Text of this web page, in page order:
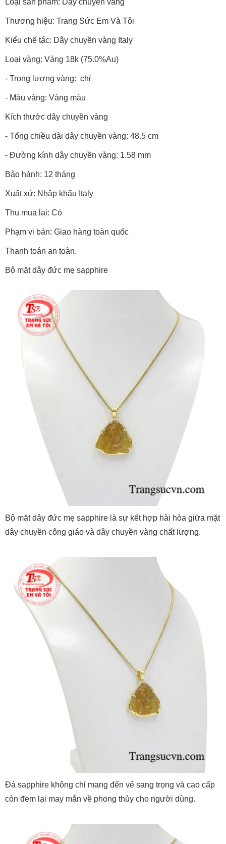
Loại sản phẩm: Dây chuyền vàng
Thương hiệu: Trang Sức Em Và Tôi
Kiểu chế tác: Dây chuyền vàng Italy
Loại vàng: Vàng 18k (75.0%Au)
- Trọng lượng vàng: chỉ
- Màu vàng: Vàng màu
Kích thước dây chuyền vàng
- Tổng chiều dài dây chuyền vàng: 48.5 cm
- Đường kính dây chuyền vàng: 1.58 mm
Bảo hành: 12 tháng
Xuất xứ: Nhập khẩu Italy
Thu mua lại: Có
Phạm vi bán: Giao hàng toàn quốc
Thanh toán an toàn.
Bộ mặt dây đức mẹ sapphire
Bộ mặt dây đức mẹ sapphire là sự kết hợp hài hòa giữa mặt
dây chuyền công giáo và dây chuyền vàng chất lượng.
Đá sapphire không chỉ mang đến vẻ sang trọng và cao cấp
còn đem lại may mắn về phong thủy cho người dùng.